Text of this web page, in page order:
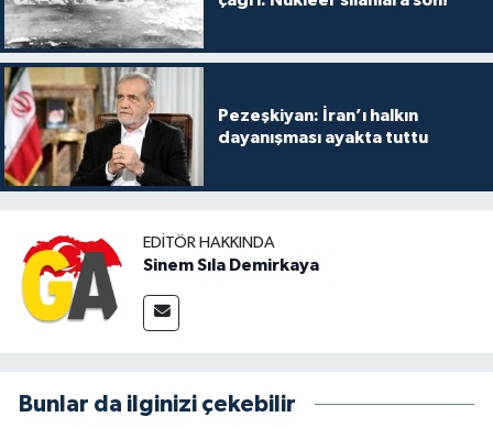
Pezeşkiyan: İran’ı halkın
dayanışması ayakta tuttu
EDITÖR HAKKINDA
Sinem Sıla Demirkaya
Bunlar da ilginizi çekebilir